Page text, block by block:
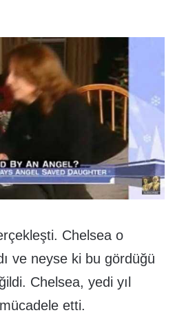
Chelsea o
ve neyse ki bu gördüğü
Chelsea, yedi yıl
etti.